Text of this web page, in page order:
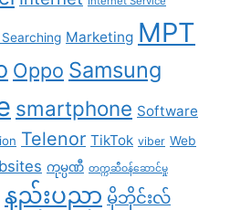
Marketing MPT
Oppo Samsung
smartphone Software
Telenor TikTok viber Web
ကုမ္ပဏီ တက္ကဆီဝန်ဆောင်မှု
နည်းပညာ မိုဘိုင်းလ်